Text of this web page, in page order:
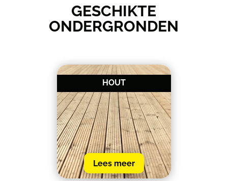
GESCHIKTE
ONDERGRONDEN
Lees meer
HOUT